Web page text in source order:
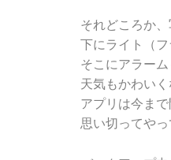
それどころか
下にライト（
そこにアラーム
天気もかわいく
アプリは今ま
思い切ってやっ